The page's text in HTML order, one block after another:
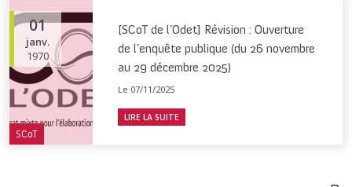
01
janv.
1970
SCoT
[SCoT de l’Odet] Révision : Ouverture
de l’enquête publique (du 26 novembre
au 29 décembre 2025)
Le 07/11/2025
LIRE LA SUITE